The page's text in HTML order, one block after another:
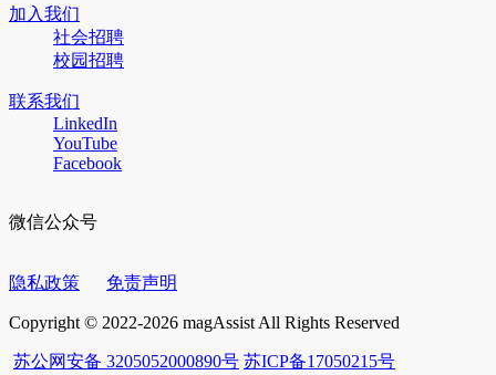
加入我们
社会招聘
校园招聘
联系我们
LinkedIn
YouTube
Facebook
微信公众号
隐私政策 免责声明
Copyright © 2022-2026 magAssist All Rights Reserved
苏公网安备 3205052000890号 苏ICP备17050215号